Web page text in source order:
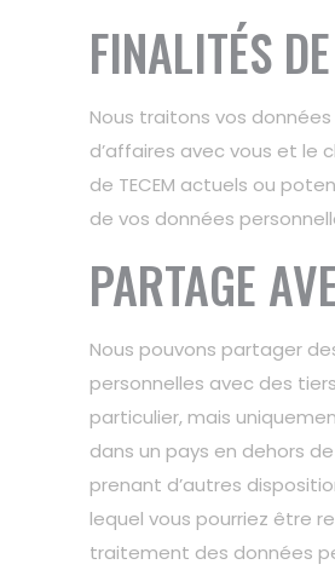
FINALITÉS
Nous traitons vos
d’affaires avec vous et le
de TECEM actuels ou
de vos données
PARTAGE
Nous pouvons partager
personnelles avec des
particulier, mais
dans un pays en dehors
prenant d’autres
lequel vous pourriez être
traitement des données